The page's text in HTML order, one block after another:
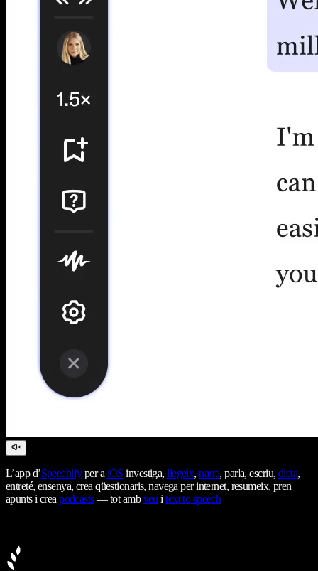
L’app d’Speechifyper aiOS investiga,llegeix,narra, parla, escriu, dicta,
entreté, ensenya, crea qüestionaris, navega per internet, resumeix, pren
apunts i creapodcasts— tot ambveuitext to speech